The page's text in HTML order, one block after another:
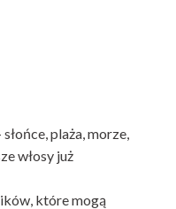
plaża, morze,
włosy już
które mogą